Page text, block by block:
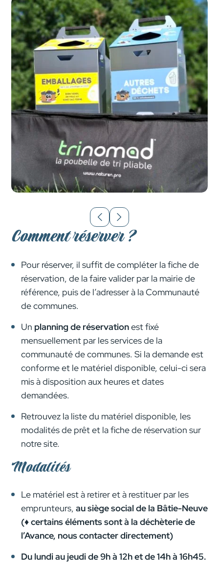
Comment réserver ?
Pour réserver, il suffit de compléter la fiche de
réservation, de la faire valider par la mairie de
référence, puis de l’adresser à la Communauté
de communes.
Un planning de réservationest fixé
mensuellement par les services de la
communauté de communes. Si la demande est
conforme et le matériel disponible, celui-ci sera
mis à disposition aux heures et dates
demandées.
Retrouvez la liste du matériel disponible, les
modalités de prêt et la fiche de réservation sur
notre site.
Modalités
Le matériel est à retirer et à restituer par les
emprunteurs, au siège social de la Bâtie-Neuve
(♦ certains éléments sont à la déchèterie de
l’Avance, nous contacter directement)
Du lundi au jeudi de 9h à 12h et de 14h à 16h45.